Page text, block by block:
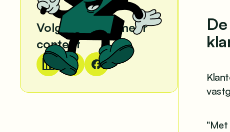
Volg ons voor meer
content
"Met